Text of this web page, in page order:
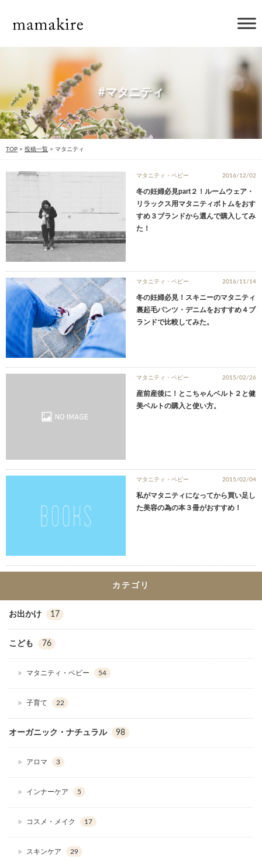
#マタニティ
TOP > 投稿一覧 > マタニティ
マタニティ・ベビー 2016/12/02
冬の妊婦必見part２！ルームウェア・
リラックス用マタニティボトムをおす
すめ３ブランドから選んで購入してみ
た！
マタニティ・ベビー 2016/11/14
冬の妊婦必見！スキニーのマタニティ
裏起毛パンツ・デニムをおすすめ４ブ
ランドで比較してみた。
マタニティ・ベビー 2015/02/26
産前産後に！とこちゃんベルト２と健
美ベルトの購入と使い方。
マタニティ・ベビー 2015/02/04
私がマタニティになってから買い足し
た美容の為の本３冊がおすすめ！
カテゴリ
お出かけ 17
こども 76
マタニティ・ベビー 54
子育て 22
オーガニック・ナチュラル 98
アロマ 3
インナーケア 5
コスメ・メイク 17
スキンケア 29